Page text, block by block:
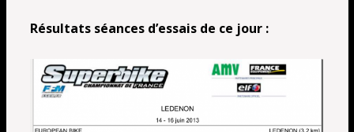
Résultats séances d’essais de ce jour :